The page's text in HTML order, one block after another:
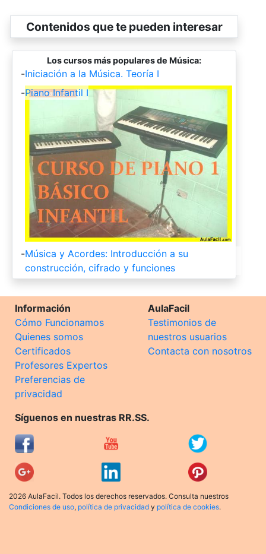
Contenidos que te pueden interesar
Los cursos más populares de Música:
-Iniciación a la Música. Teoría I
-Piano Infantil I
-Música y Acordes: Introducción a su
construcción, cifrado y funciones
Información
Cómo Funcionamos
Quienes somos
Certificados
Profesores Expertos
Preferencias de
privacidad
AulaFacil
Testimonios de
nuestros usuarios
Contacta con nosotros
Síguenos en nuestras RR.SS.
2026 AulaFacil. Todos los derechos reservados. Consulta nuestros
Condiciones de uso, política de privacidad y política de cookies.